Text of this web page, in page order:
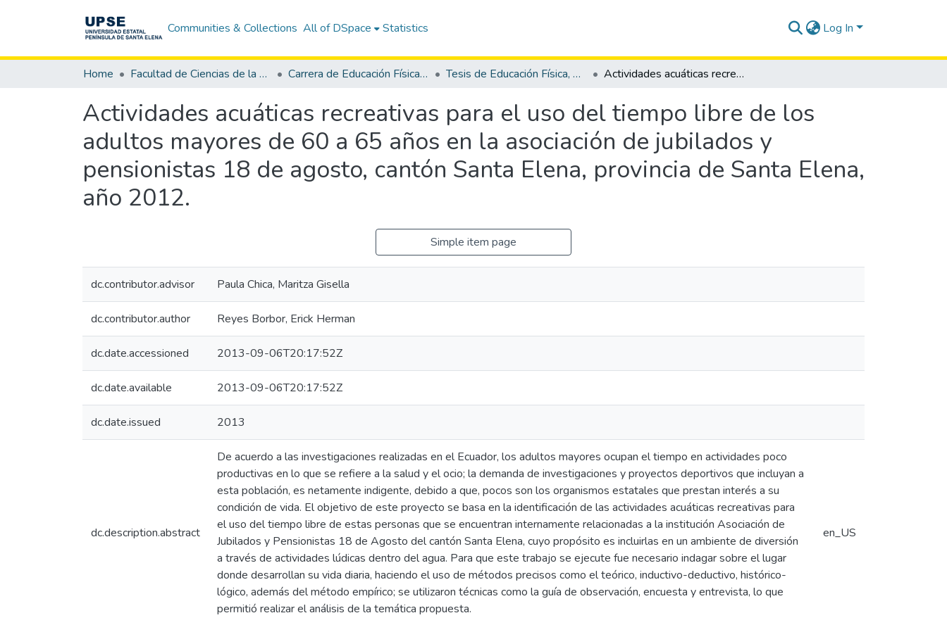
Communities & Collections All of DSpace Statistics Log In
Home Facultad de Ciencias de la Educación e Idiomas Carrera de Educación Física, Deporte y Recreación Tesis de Educación Física, Deporte y Recreación Actividades acuáticas recreativas para el uso del tiempo libre de los adultos mayores de 60 a 65 años en la asociación de jubilados y pensionistas 18 de agosto, cantón Santa Elena, provincia de Santa Elena, año 2012.
Actividades acuáticas recreativas para el uso del tiempo libre de los
adultos mayores de 60 a 65 años en la asociación de jubilados y
pensionistas 18 de agosto, cantón Santa Elena, provincia de Santa Elena,
año 2012.
Simple item page
dc.contributor.advisor Paula Chica, Maritza Gisella
dc.contributor.author Reyes Borbor, Erick Herman
dc.date.accessioned 2013-09-06T20:17:52Z
dc.date.available 2013-09-06T20:17:52Z
dc.date.issued 2013
dc.description.abstract
De acuerdo a las investigaciones realizadas en el Ecuador, los adultos mayores ocupan el tiempo en actividades poco
productivas en lo que se refiere a la salud y el ocio; la demanda de investigaciones y proyectos deportivos que incluyan a
esta población, es netamente indigente, debido a que, pocos son los organismos estatales que prestan interés a su
condición de vida. El objetivo de este proyecto se basa en la identificación de las actividades acuáticas recreativas para
el uso del tiempo libre de estas personas que se encuentran internamente relacionadas a la institución Asociación de
Jubilados y Pensionistas 18 de Agosto del cantón Santa Elena, cuyo propósito es incluirlas en un ambiente de diversión
a través de actividades lúdicas dentro del agua. Para que este trabajo se ejecute fue necesario indagar sobre el lugar
donde desarrollan su vida diaria, haciendo el uso de métodos precisos como el teórico, inductivo-deductivo, histórico-
lógico, además del método empírico; se utilizaron técnicas como la guía de observación, encuesta y entrevista, lo que
permitió realizar el análisis de la temática propuesta.
en_US